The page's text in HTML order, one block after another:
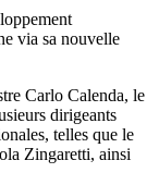
via sa nouvelle
Carlo Calenda, le
dirigeants
telles que le
Zingaretti, ainsi